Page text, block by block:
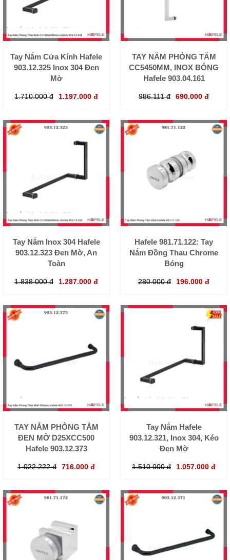
Tay Nắm Cửa Kính Hafele
903.12.325 Inox 304 Đen
Mờ
1.710.000 đ 1.197.000 đ
TAY NẮM PHÒNG TẮM
CC5450MM, INOX BÓNG
Hafele 903.04.161
986.111 đ 690.000 đ
Tay Nắm Inox 304 Hafele
903.12.323 Đen Mờ, An
Toàn
1.838.000 đ 1.287.000 đ
Hafele 981.71.122: Tay
Nắm Đồng Thau Chrome
Bóng
280.000 đ 196.000 đ
TAY NẮM PHÒNG TẮM
ĐEN MỜ D25XCC500
Hafele 903.12.373
1.022.222 đ 716.000 đ
Tay Nắm Hafele
903.12.321, Inox 304, Kéo
Đen Mờ
1.510.000 đ 1.057.000 đ